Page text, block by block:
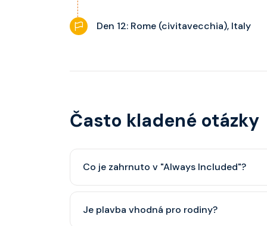
Den 12: Rome (civitavecchia), Italy
Často kladené otázky
Co je zahrnuto v "Always Included"?
Je plavba vhodná pro rodiny?